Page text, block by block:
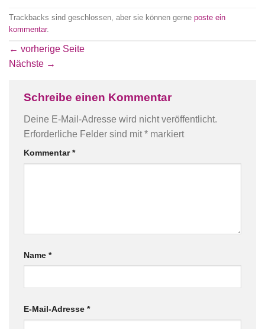
Trackbacks sind geschlossen, aber sie können gerne poste ein
kommentar.
← vorherige Seite
Nächste →
Schreibe einen Kommentar
Deine E-Mail-Adresse wird nicht veröffentlicht.
Erforderliche Felder sind mit* markiert
Kommentar*
Name *
E-Mail-Adresse *